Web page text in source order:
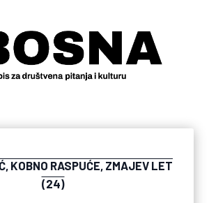
KOBNO RASPUĆE, ZMAJEV LET
(24)